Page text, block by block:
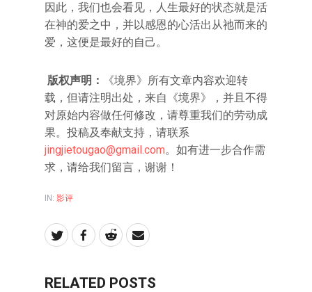
因此，我们也会看见，人生最好的状态就是活
在神的爱之中，并以感恩的心活出从祂而来的
爱，这便是最好的自己。
版权声明：
《境界》所有文章内容欢迎转
载，但请注明出处，来自《境界》，并且不得
对原始内容做任何修改，请尊重我们的劳动成
果。投稿及奉献支持，请联系
jingjietougao@gmail.com。如有进一步合作需
求，请给我们留言，谢谢！
IN: 影评
RELATED POSTS